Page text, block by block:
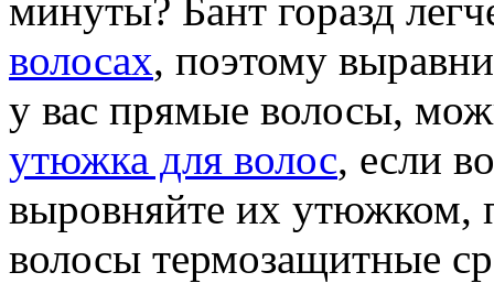
минуты? Бант горазд
волосах, поэтому
у вас прямые волосы,
утюжка для волос, если
выровняйте их утюжком,
волосы термозащитные